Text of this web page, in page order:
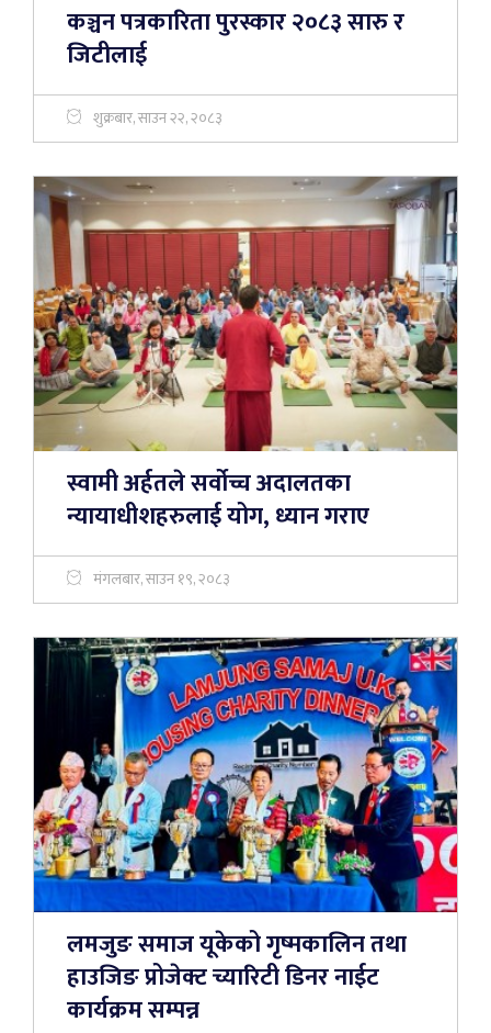
कञ्चन पत्रकारिता पुरस्कार २०८३ सारु र
जिटीलाई
शुक्रबार, साउन २२, २०८३
स्वामी अर्हतले सर्वोच्च अदालतका
न्यायाधीशहरुलाई योग, ध्यान गराए
मंगलबार, साउन १९, २०८३
लमजुङ समाज यूकेको गृष्मकालिन तथा
हाउजिङ प्रोजेक्ट च्यारिटी डिनर नाईट
कार्यक्रम सम्पन्न